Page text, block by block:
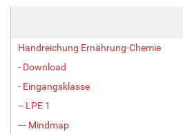
Handreichung Ernährung-Chemie
- Download
- Eingangsklasse
-- LPE 1
--- Mindmap